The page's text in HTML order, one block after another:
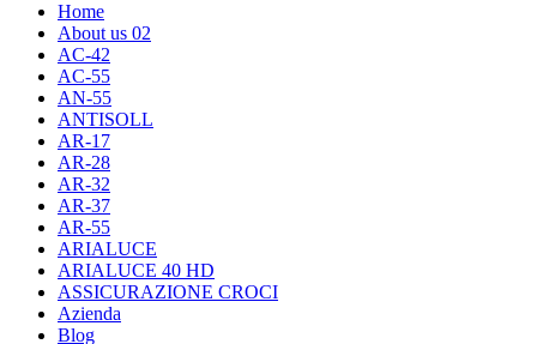
Home
About us 02
AC-42
AC-55
AN-55
ANTISOLL
AR-17
AR-28
AR-32
AR-37
AR-55
ARIALUCE
ARIALUCE 40 HD
ASSICURAZIONE CROCI
Azienda
Blog